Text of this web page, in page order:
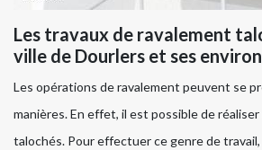
Les travaux de ravalement
ville de Dourlers et ses
Les opérations de ravalement peuvent se
manières. En effet, il est possible de
talochés. Pour effectuer ce genre de